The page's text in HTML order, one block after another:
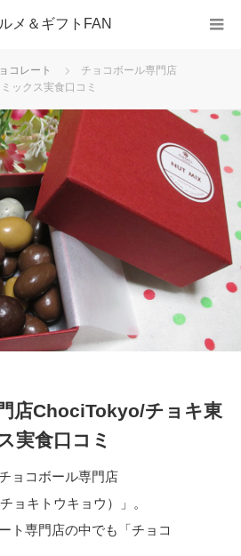
メ＆ギフトFAN
コレート
チョコボール専門店
ックス実食口コミ
店ChociTokyo/チョキ東
実食口コミ
ョコボール専門店
ョキトウキョウ）」。
ト専門店の中でも「チョコ